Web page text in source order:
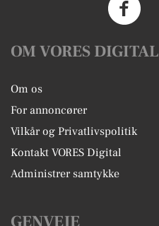
OM VORES DIGITAL
Om os
For annoncører
Vilkår og Privatlivspolitik
Kontakt VORES Digital
Administrer samtykke